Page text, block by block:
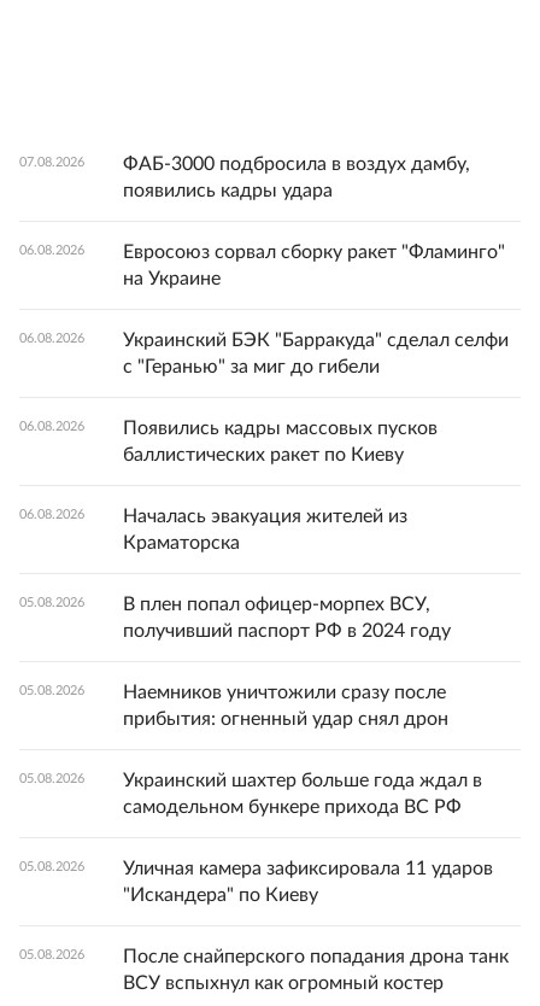
07.08.2026
ФАБ-3000 подбросила в воздух дамбу,
появились кадры удара
06.08.2026
Евросоюз сорвал сборку ракет "Фламинго"
на Украине
06.08.2026
Украинский БЭК "Барракуда" сделал селфи
с "Геранью" за миг до гибели
06.08.2026
Появились кадры массовых пусков
баллистических ракет по Киеву
06.08.2026
Началась эвакуация жителей из
Краматорска
05.08.2026
В плен попал офицер-морпех ВСУ,
получивший паспорт РФ в 2024 году
05.08.2026
Наемников уничтожили сразу после
прибытия: огненный удар снял дрон
05.08.2026
Украинский шахтер больше года ждал в
самодельном бункере прихода ВС РФ
05.08.2026
Уличная камера зафиксировала 11 ударов
"Искандера" по Киеву
05.08.2026
После снайперского попадания дрона танк
ВСУ вспыхнул как огромный костер